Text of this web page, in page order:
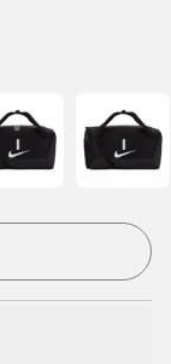
dig som medlem